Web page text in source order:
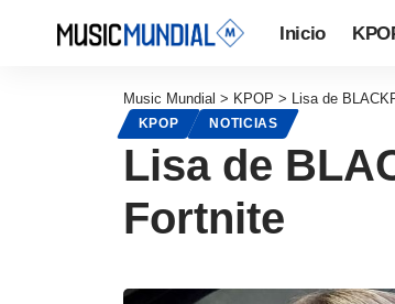
Inicio
Music Mundial > KPOP > Lisa de
KPOP NOTICIAS
Lisa de
Fortnite